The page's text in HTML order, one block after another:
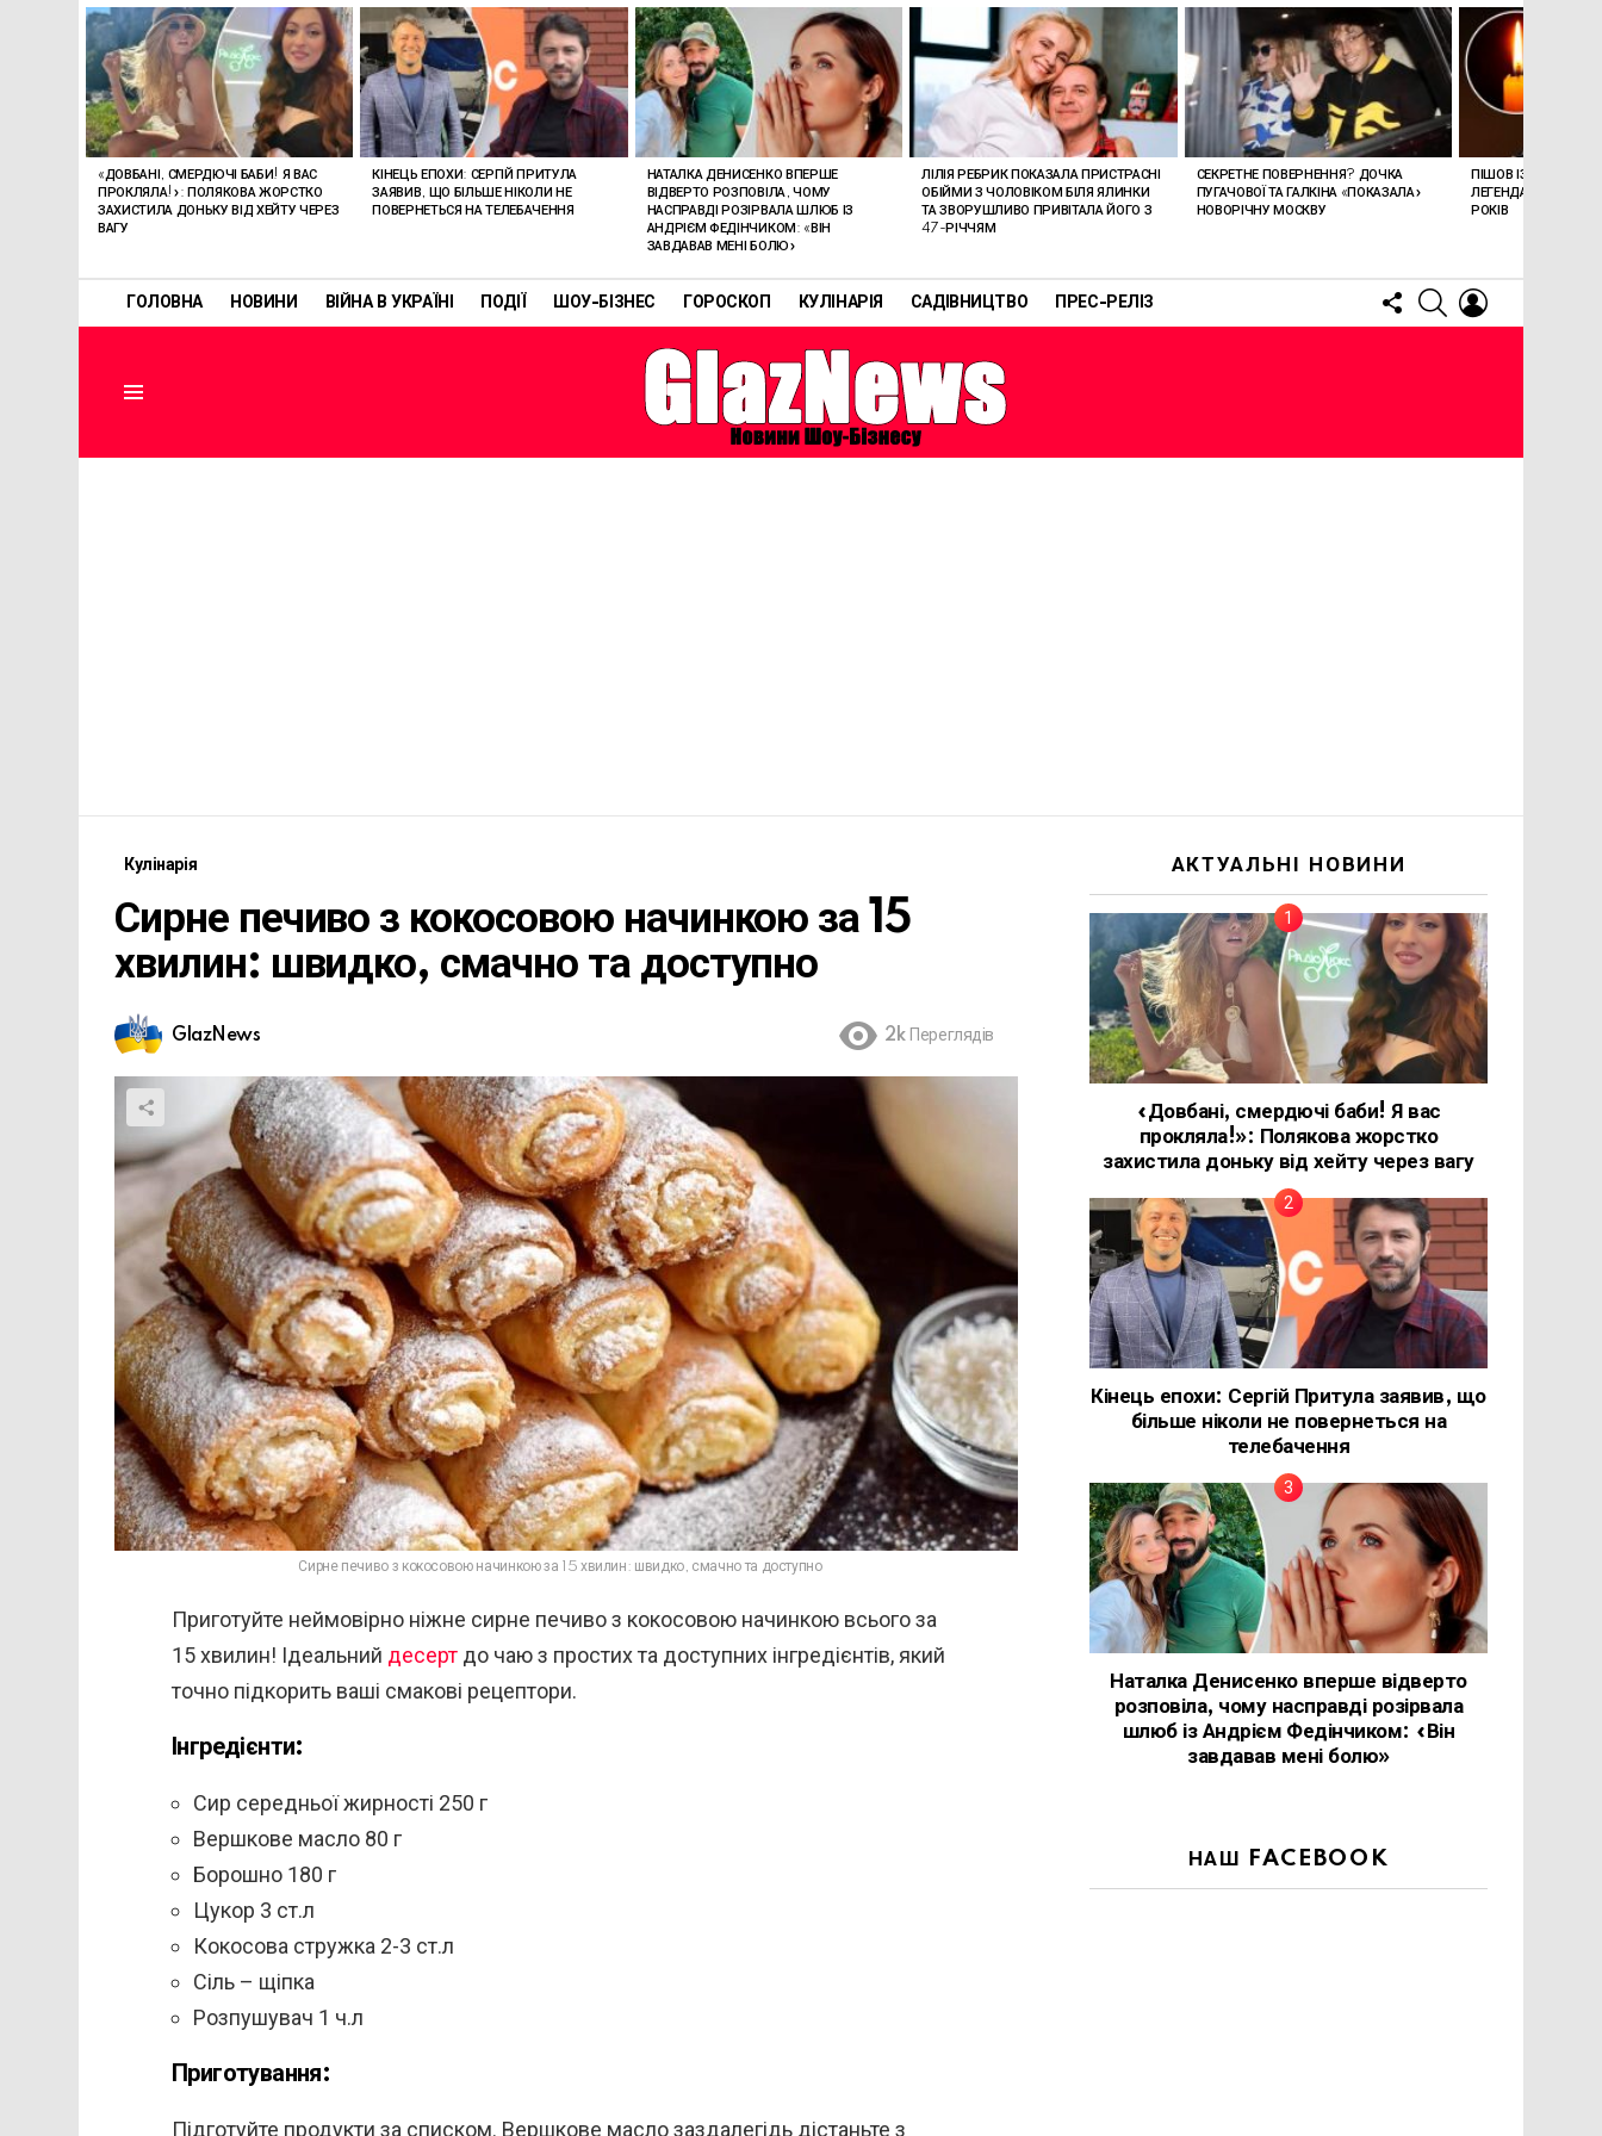
ГОЛОВНА НОВИНИ ВІЙНА В УКРАЇНІ ПОДІЇ ШОУ-БІЗНЕС ГОРОСКОП КУЛІНАРІЯ САДІВНИЦТВО ПРЕС-РЕЛІЗ
FOLLOW
US
SEARCH
ОСТАННІ
СТАТТІ
«ДОВБАНІ, СМЕРДЮЧІ БАБИ! Я ВАС
ПРОКЛЯЛА!»: ПОЛЯКОВА ЖОРСТКО
ЗАХИСТИЛА ДОНЬКУ ВІД ХЕЙТУ ЧЕРЕЗ
ВАГУ
КІНЕЦЬ ЕПОХИ: СЕРГІЙ ПРИТУЛА
ЗАЯВИВ, ЩО БІЛЬШЕ НІКОЛИ НЕ
ПОВЕРНЕТЬСЯ НА ТЕЛЕБАЧЕННЯ
НАТАЛКА ДЕНИСЕНКО ВПЕРШЕ
ВІДВЕРТО РОЗПОВІЛА, ЧОМУ
НАСПРАВДІ РОЗІРВАЛА ШЛЮБ ІЗ
АНДРІЄМ ФЕДІНЧИКОМ: «ВІН
ЗАВДАВАВ МЕНІ БОЛЮ»
ЛІЛІЯ РЕБРИК ПОКАЗАЛА ПРИСТРАСНІ
ОБІЙМИ З ЧОЛОВІКОМ БІЛЯ ЯЛИНКИ
ТА ЗВОРУШЛИВО ПРИВІТАЛА ЙОГО З
47-РІЧЧЯМ
СЕКРЕТНЕ ПОВЕРНЕННЯ? ДОЧКА
ПУГАЧОВОЇ ТА ГАЛКІНА «ПОКАЗАЛА»
НОВОРІЧНУ МОСКВУ
ПІШОВ ІЗ ЖИТТЯ
ЛЕГЕНДАРНОМУ
РОКІВ
Кулінарія
Сирне печиво з кокосовою начинкою за 15
хвилин: швидко, смачно та доступно
GlazNews 2k Переглядів
Сирне печиво з кокосовою начинкою за 15 хвилин: швидко, смачно та доступно
Приготуйте неймовірно ніжне сирне печиво з кокосовою начинкою всього за
15 хвилин! Ідеальний десерт до чаю з простих та доступних інгредієнтів, який
точно підкорить ваші смакові рецептори.
Інгредієнти:
Сир середньої жирності 250 г
Вершкове масло 80 г
Борошно 180 г
Цукор 3 ст.л
Кокосова стружка 2-3 ст.л
Сіль – щіпка
Розпушувач 1 ч.л
Приготування:
Підготуйте продукти за списком. Вершкове масло заздалегідь дістаньте з
АКТУАЛЬНІ НОВИНИ
«Довбані, смердючі баби! Я вас
прокляла!»: Полякова жорстко
захистила доньку від хейту через вагу
Кінець епохи: Сергій Притула заявив, що
більше ніколи не повернеться на
телебачення
Наталка Денисенко вперше відверто
розповіла, чому насправді розірвала
шлюб із Андрієм Федінчиком: «Він
завдавав мені болю»
НАШ FACEBOOK